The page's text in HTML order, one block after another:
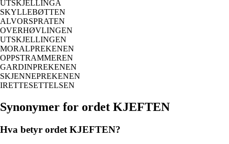
UTSKJELLINGA
SKYLLEBØTTEN
ALVORSPRATEN
OVERHØVLINGEN
UTSKJELLINGEN
MORALPREKENEN
OPPSTRAMMEREN
GARDINPREKENEN
SKJENNEPREKENEN
IRETTESETTELSEN
Synonymer for ordet KJEFTEN
Hva betyr ordet KJEFTEN?